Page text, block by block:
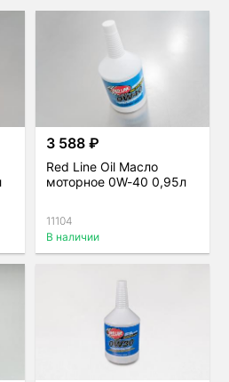
3 588 ₽
Red Line Oil Масло
моторное 0W-40 0,95л
11104
В наличии